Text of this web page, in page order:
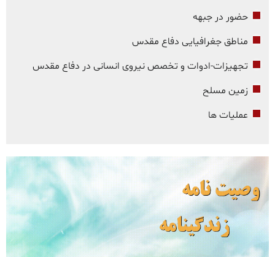
حضور در جبهه
مناطق جغرافیایی دفاع مقدس
تجهیزات-ادوات و تخصص نیروی انسانی در دفاع مقدس
زمین مسلح
عملیات ها